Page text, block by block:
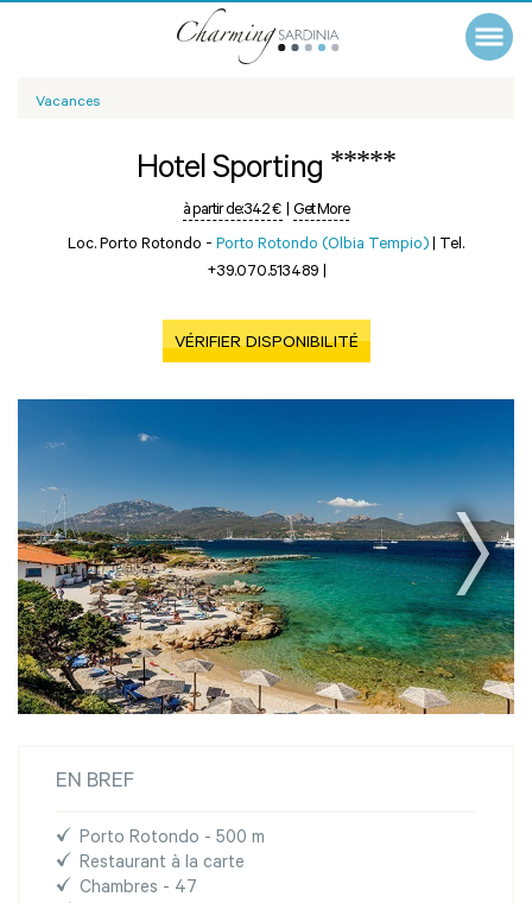
Vacances
Hotel Sporting *****
à partir de:342 € | Get More
Loc. Porto Rotondo - Porto Rotondo (Olbia Tempio) | Tel.
+39.070.513489 |
VÉRIFIER DISPONIBILITÉ
EN BREF
Porto Rotondo - 500 m
Restaurant à la carte
Chambres - 47